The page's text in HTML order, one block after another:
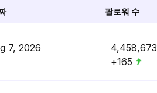
팔로워 수
7, 2026
4,458,673
+165